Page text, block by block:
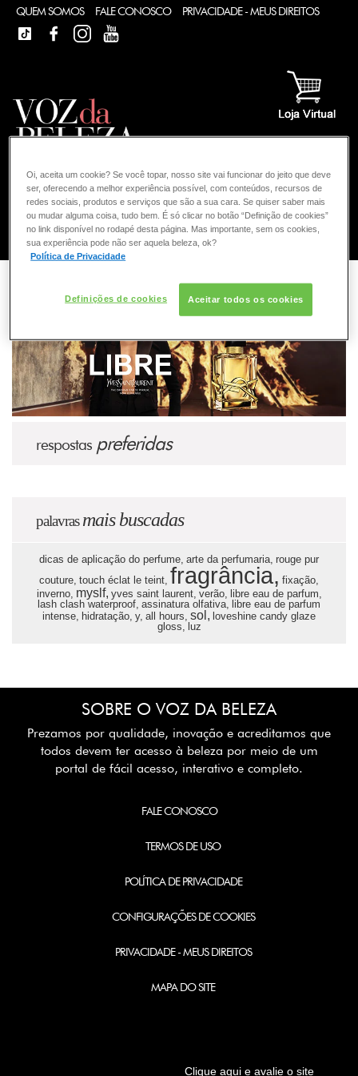
QUEM SOMOS FALE CONOSCO
PRIVACIDADE - MEUS DIREITOS
TIKTOK
FACEBOOKINSTAGRAM
COMO POSSO AJUDAR? DÚVIDAS SOBRE:
CONSULTORIA DE PRODUTOS YVES SAINT LAURENT
respostas preferidas
palavrasmais buscadas
dicas de aplicação do perfume, arte da perfumaria, rouge pur
couture, touch éclat le teint, fragrância, fixação,
inverno, myslf, yves saint laurent, verão,
libre eau de parfum,
lash clash waterproof, assinatura olfativa,
libre eau de parfum
intense, hidratação, y, all hours, sol, loveshine candy glaze
gloss,
luz
Clique aqui e avalie o site
SOBRE O VOZ DA BELEZA
Prezamos por qualidade, inovação e acreditamos que
todos devem ter acesso à beleza por meio de um
portal de fácil acesso, interativo e completo.
FALE CONOSCO
TERMOS DE USO
POLÍTICA DE PRIVACIDADE
CONFIGURAÇÕES DE COOKIES
PRIVACIDADE - MEUS DIREITOS
MAPA DO SITE
Oi, aceita um cookie? Se você topar, nosso site vai funcionar do jeito que deve
ser, oferecendo a melhor experiência possível, com conteúdos, recursos de
redes sociais, produtos e serviços que são a sua cara. Se quiser saber mais
ou mudar alguma coisa, tudo bem. É só clicar no botão “Definição de cookies”
no link disponível no rodapé desta página. Mas importante, sem os cookies,
sua experiência pode não ser aquela beleza, ok?
Política de Privacidade
Definições de cookies Aceitar todos os cookies